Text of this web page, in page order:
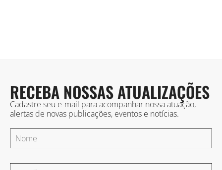
RECEBA NOSSAS ATUALIZAÇÕES
Cadastre seu e-mail para acompanhar nossa atuação,
alertas de novas publicações, eventos e notícias.